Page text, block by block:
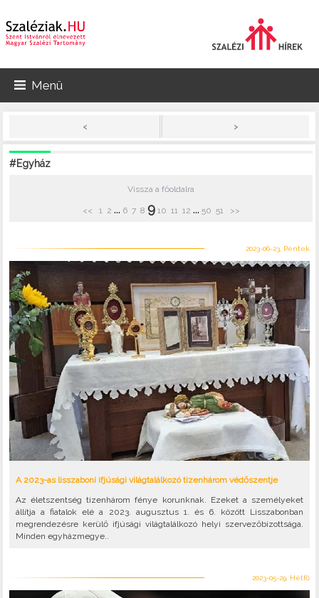
Menü
< >
#Egyház
Vissza a főoldalra
<< 1 2 ... 6 7 8 9 10 11 12 ... 50 51 >>
2023-06-23, Péntek
A 2023-as lisszaboni ifjúsági világtalálkozó tizenhárom védőszentje
Az életszentség tizenhárom fénye korunknak. Ezeket a személyeket
állítja a fiatalok elé a 2023. augusztus 1. és 6. között Lisszabonban
megrendezésre kerülő ifjúsági világtalálkozó helyi szervezőbizottsága.
Minden egyházmegye..
2023-05-29, Hétfő